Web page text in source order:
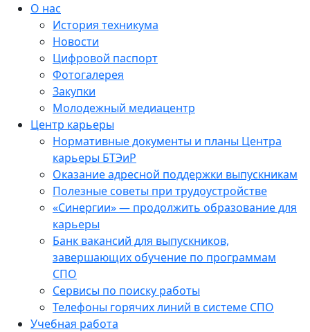
О нас
История техникума
Новости
Цифровой паспорт
Фотогалерея
Закупки
Молодежный медиацентр
Центр карьеры
Нормативные документы и планы Центра
карьеры БТЭиР
Оказание адресной поддержки выпускникам
Полезные советы при трудоустройстве
«Синергии» — продолжить образование для
карьеры
Банк вакансий для выпускников,
завершающих обучение по программам
СПО
Сервисы по поиску работы
Телефоны горячих линий в системе СПО
Учебная работа